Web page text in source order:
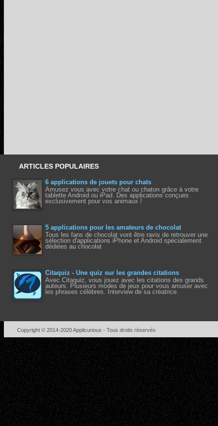
ARTICLES POPULAIRES
6 applications de jouets pour chats
Amusez vous avec votre chat ou chaton grâce à votre
tablette Android ou iPad. Des applications conçues
exclusivement pour vos animaux !
5 applications pour les amateurs de chocolat
Tous les fans de chocolat vont être ravis de retrouver une
sélection d'applications iPhone et Android spécialement
dédiées au chocolat
Citaquiz - Une quiz sur les grandes citations
Avec Citaquiz, vous jouez avec les citations des grands
auteurs. Plusieurs modes de jeux pour vous amuser avec
les phrases célèbres. Interview de sa créatrice.
Copyright © 2014-2020Applicurious - Tous droits réservés